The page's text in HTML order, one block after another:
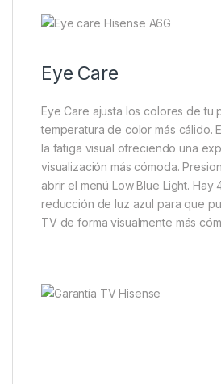
Eye Care
Eye Care ajusta los colores de tu
temperatura de color más cálido.
la fatiga visual ofreciendo una
visualización más cómoda.
abrir el menú Low Blue Light. Hay
reducción de luz azul para que
TV de forma visualmente más